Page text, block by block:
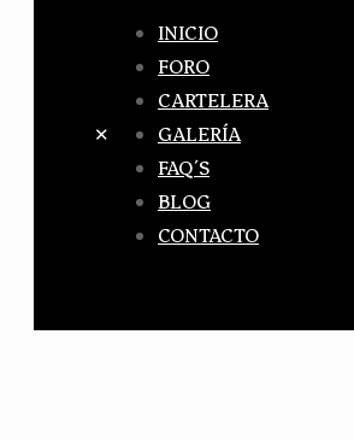
✕
INICIO
FORO
CARTELERA
GALERÍA
FAQ´S
BLOG
CONTACTO